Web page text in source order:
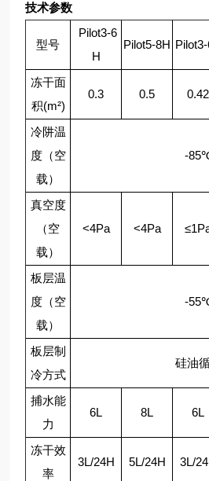
技术参数
型号
Pilot3-6
H
Pilot5-8H
冻干面
积(m²)
0.3 0.5 0.42
冷阱温
度（空
载）
-
真空度
（空
载）
<4Pa <4Pa
板层温
度（空
载）
-
板层制
冷方式
硅油
捕水能
力
6L 8L 6L
冻干效
率
3L/24H 5L/24H 3L/